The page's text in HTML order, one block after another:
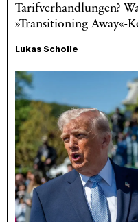
Tarifverhandlungen?
»Transitioning Away«-
Lukas Scholle